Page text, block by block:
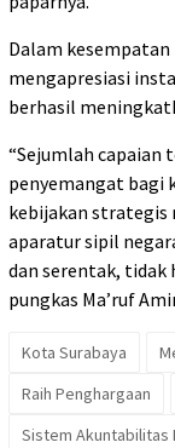
Dalam kesempatan
mengapresiasi
berhasil
“Sejumlah capaian
penyemangat bagi
kebijakan strategis
aparatur sipil
dan serentak, tidak
pungkas Ma’ruf
Kota Surabaya
Raih Penghargaan
Sistem Akuntabilitas